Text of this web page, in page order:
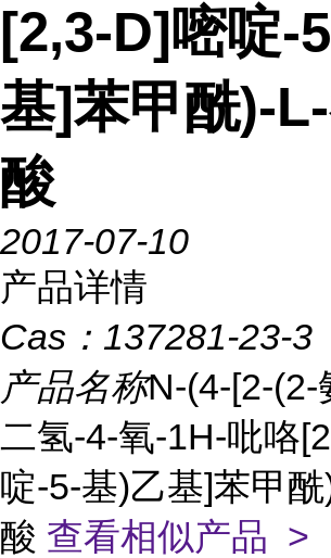
[2,3-D]嘧啶-
基]苯甲酰)-
酸
2017-07-10
产品详情
Cas： 137281-23-3
产品名称N-(4-[2-(2-
二氢-4-氧-1H-吡咯
啶-5-基)乙基]苯甲
酸 查看相似产品 >